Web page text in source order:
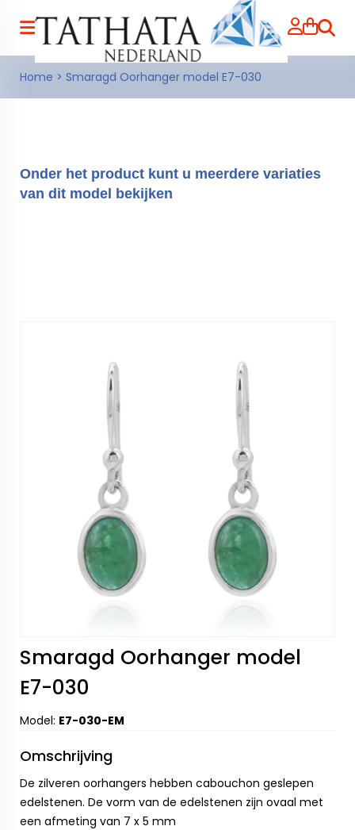
Home > Smaragd Oorhanger model E7-030
Onder het product kunt u meerdere variaties
van dit model bekijken
Smaragd Oorhanger model
E7-030
Model: E7-030-EM
Omschrijving
De zilveren oorhangers hebben cabouchon geslepen
edelstenen. De vorm van de edelstenen zijn ovaal met
een afmeting van 7 x 5 mm